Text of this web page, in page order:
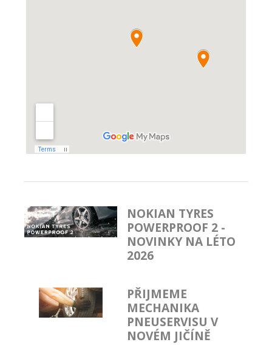
NOKIAN TYRES
POWERPROOF 2 -
NOVINKY NA LÉTO
2026
PŘIJMEME
MECHANIKA
PNEUSERVISU V
NOVÉM JIČÍNĚ